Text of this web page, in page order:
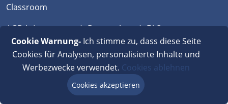
Classroom
AGB|Impressum|Datenschutz|FAQ
Cookie Warnung-Ich stimme zu, dass diese Seite
Cookies für Analysen, personalisierte Inhalte und
Werbezwecke verwendet. Cookies ablehnen
Cookies akzeptieren